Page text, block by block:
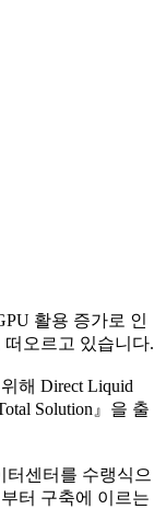
활용 증가로 인
오르고 있습니다.
해 Direct Liquid
Solution』을 출
터센터를 수랭식으
터 구축에 이르는